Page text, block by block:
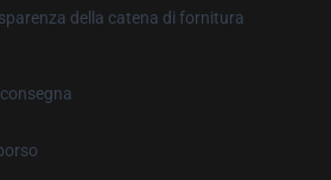
della catena di fornitura